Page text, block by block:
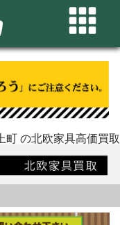
町 の北欧家具高価買取